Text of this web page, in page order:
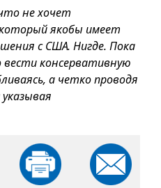
не хочет
якобы имеет
с США. Нигде. Пока
вести консервативную
а четко проводя